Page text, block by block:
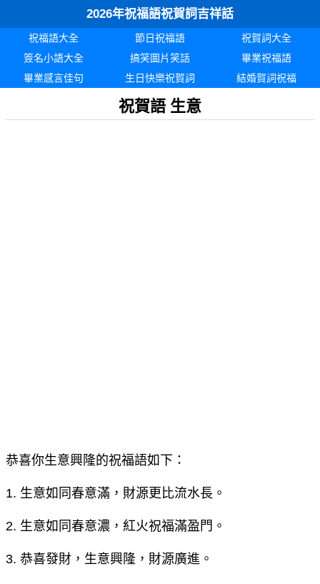
2026年祝福語祝賀詞吉祥話
祝福語大全 節日祝福語
祝賀詞大全
簽名小語大全
搞笑圖片笑話
畢業祝福語
畢業感言佳句
生日快樂祝賀詞 結婚賀詞祝福
祝賀語 生意
恭喜你生意興隆的祝福語如下：
1. 生意如同春意滿，財源更比流水長。
2. 生意如同春意濃，紅火祝福滿盈門。
3. 恭喜發財，生意興隆，財源廣進。